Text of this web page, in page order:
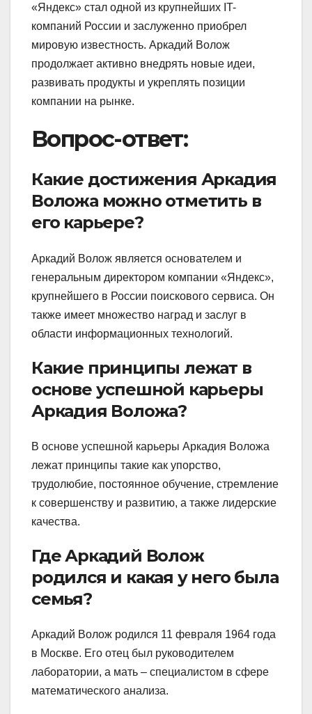
«Яндекс» стал одной из крупнейших IT-
компаний России и заслуженно приобрел
мировую известность. Аркадий Волож
продолжает активно внедрять новые идеи,
развивать продукты и укреплять позиции
компании на рынке.
Вопрос-ответ:
Какие достижения Аркадия
Воложа можно отметить в
его карьере?
Аркадий Волож является основателем и
генеральным директором компании «Яндекс»,
крупнейшего в России поискового сервиса. Он
также имеет множество наград и заслуг в
области информационных технологий.
Какие принципы лежат в
основе успешной карьеры
Аркадия Воложа?
В основе успешной карьеры Аркадия Воложа
лежат принципы такие как упорство,
трудолюбие, постоянное обучение, стремление
к совершенству и развитию, а также лидерские
качества.
Где Аркадий Волож
родился и какая у него была
семья?
Аркадий Волож родился 11 февраля 1964 года
в Москве. Его отец был руководителем
лаборатории, а мать – специалистом в сфере
математического анализа.